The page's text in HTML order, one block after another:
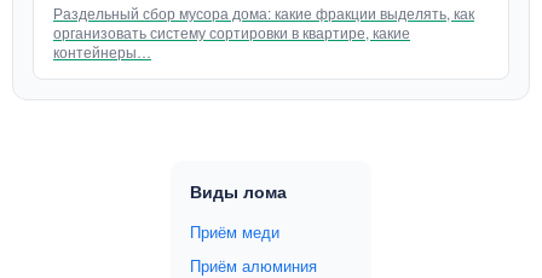
Раздельный сбор мусора дома: какие фракции выделять, как
организовать систему сортировки в квартире, какие
контейнеры…
Виды лома
Приём меди
Приём алюминия